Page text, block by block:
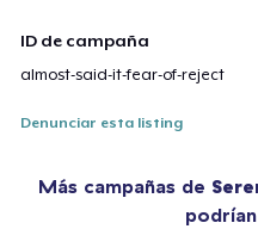
ID de campaña
almost-said-it-fear-of-reject
Denunciar esta listing
Más campañas de